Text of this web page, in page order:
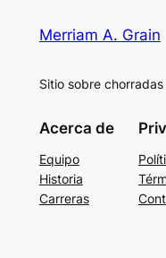
Merriam A. Grain
Sitio sobre
Acerca de
Equipo
Historia
Carreras